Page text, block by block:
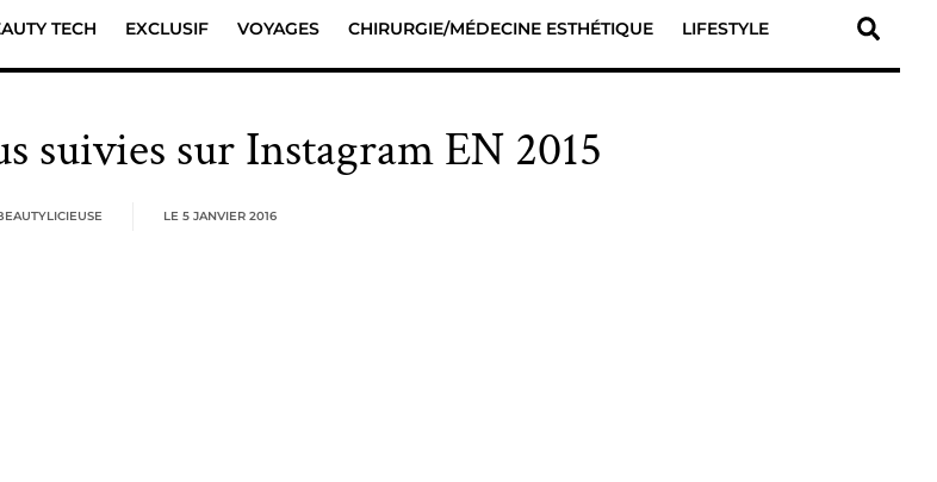
TECH EXCLUSIF VOYAGES CHIRURGIE/MÉDECINE ESTHÉTIQUE LIFESTYLE
suivies sur Instagram EN 2015
LE 5 JANVIER 2016